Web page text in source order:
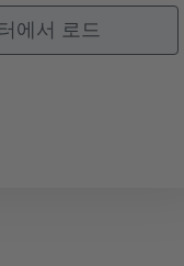
에서 로드